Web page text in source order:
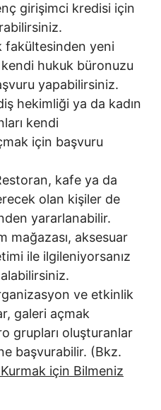
girişimci kredisi için
fakültesinden yeni
hukuk büronuzu
yapabilirsiniz.
hekimliği ya da kadın
kendi
için başvuru
kafe ya da
olan kişiler de
yararlanabilir.
mağazası, aksesuar
ile ilgileniyorsanız
ve etkinlik
galeri açmak
grupları oluşturanlar
başvurabilir. (Bkz.
için Bilmeniz